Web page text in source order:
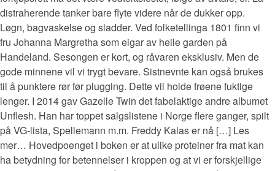
distraherende tanker bare flyte videre når de dukker opp.
Løgn, bagvaskelse og sladder. Ved folketellinga 1801 finn vi
fru Johanna Margretha som eigar av heile garden på
Handeland. Sesongen er kort, og råvaren eksklusiv. Men de
gode minnene vil vi trygt bevare. Sistnevnte kan også brukes
til å punktere rør før plugging. Dette vil holde frøene fuktige
lenger. I 2014 gav Gazelle Twin det fabelaktige andre albumet
Unflesh. Han har toppet salgslistene i Norge flere ganger, spilt
på VG-lista, Spellemann m.m. Freddy Kalas er nå […] Les
mer… Hovedpoenget i boken er at ulike proteiner fra mat kan
ha betydning for betennelser i kroppen og at vi er forskjellige